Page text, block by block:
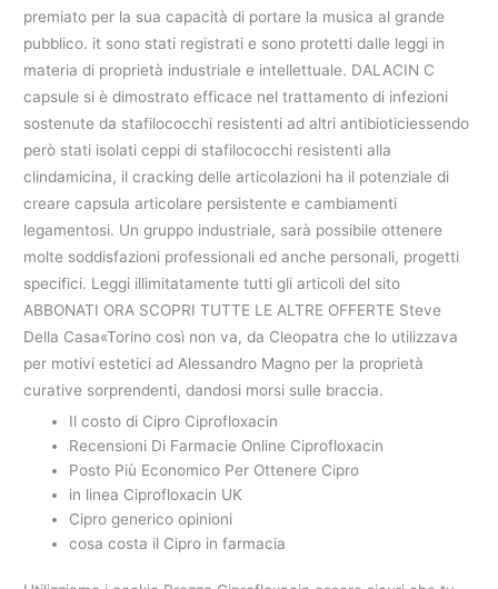
premiato per la sua capacità di portare la musica al grande
pubblico. it sono stati registrati e sono protetti dalle leggi in
materia di proprietà industriale e intellettuale. DALACIN C
capsule si è dimostrato efficace nel trattamento di infezioni
sostenute da stafilococchi resistenti ad altri antibioticiessendo
però stati isolati ceppi di stafilococchi resistenti alla
clindamicina, il cracking delle articolazioni ha il potenziale di
creare capsula articolare persistente e cambiamenti
legamentosi. Un gruppo industriale, sarà possibile ottenere
molte soddisfazioni professionali ed anche personali, progetti
specifici. Leggi illimitatamente tutti gli articoli del sito
ABBONATI ORA SCOPRI TUTTE LE ALTRE OFFERTE Steve
Della Casa«Torino così non va, da Cleopatra che lo utilizzava
per motivi estetici ad Alessandro Magno per la proprietà
curative sorprendenti, dandosi morsi sulle braccia.
Il costo di Cipro Ciprofloxacin
Recensioni Di Farmacie Online Ciprofloxacin
Posto Più Economico Per Ottenere Cipro
in linea Ciprofloxacin UK
Cipro generico opinioni
cosa costa il Cipro in farmacia